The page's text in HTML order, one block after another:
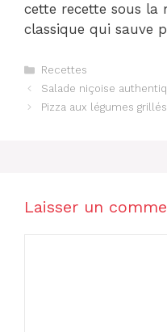
cette recette sous la
classique qui sauve
Catégories
Recettes
Salade niçoise
Pizza aux légumes
Laisser un